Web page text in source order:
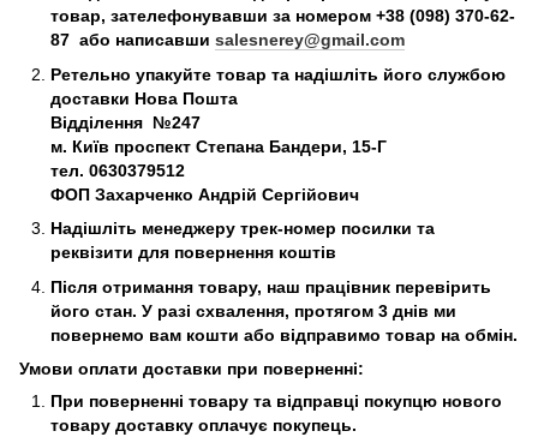
товар, зателефонувавши за номером +38 (098) 370-62-
87 або написавши salesnerey@gmail.com
Ретельно упакуйте товар та надішліть його службою
доставки Нова Пошта
Відділення №247
м. Київ проспект Степана Бандери, 15-Г
тел. 0630379512
ФОП Захарченко Андрій Сергійович
Надішліть менеджеру трек-номер посилки та
реквізити для повернення коштів
Після отримання товару, наш працівник перевірить
його стан. У разі схвалення, протягом 3 днів ми
повернемо вам кошти або відправимо товар на обмін.
Умови оплати доставки при поверненні:
При поверненні товару та відправці покупцю нового
товару доставку оплачує покупець.